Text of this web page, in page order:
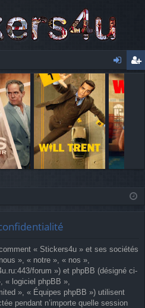
o
n
ne
xi
o
« Stickers4u » et ses sociétés
», « notre », « nos »,
forum ») et phpBB (désigné ci-
« logiciel phpBB »,
», « Équipes phpBB ») utilisent
pendant n’importe quelle session